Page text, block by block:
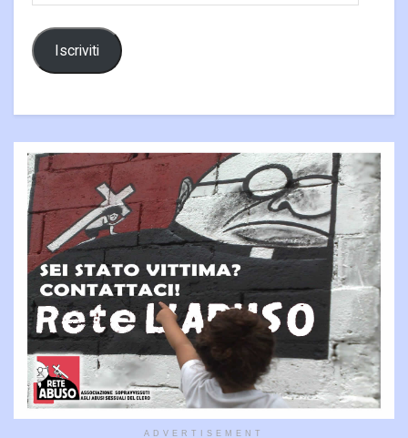
Iscriviti
ADVERTISEMENT